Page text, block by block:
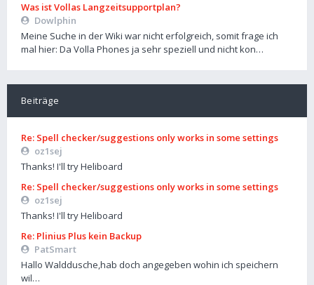
Was ist Vollas Langzeitsupportplan?
Dowlphin
Meine Suche in der Wiki war nicht erfolgreich, somit frage ich
mal hier: Da Volla Phones ja sehr speziell und nicht kon…
Beiträge
Re: Spell checker/suggestions only works in some settings
oz1sej
Thanks! I'll try Heliboard
Re: Spell checker/suggestions only works in some settings
oz1sej
Thanks! I'll try Heliboard
Re: Plinius Plus kein Backup
PatSmart
Hallo Walddusche,hab doch angegeben wohin ich speichern
wil…